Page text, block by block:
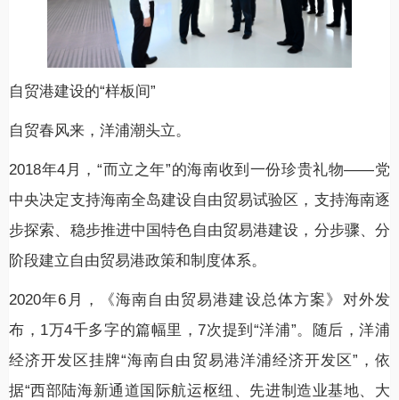
自贸港建设的“样板间”
自贸春风来，洋浦潮头立。
2018年4月，“而立之年”的海南收到一份珍贵礼物——党
中央决定支持海南全岛建设自由贸易试验区，支持海南逐
步探索、稳步推进中国特色自由贸易港建设，分步骤、分
阶段建立自由贸易港政策和制度体系。
2020年6月，《海南自由贸易港建设总体方案》对外发
布，1万4千多字的篇幅里，7次提到“洋浦”。随后，洋浦
经济开发区挂牌“海南自由贸易港洋浦经济开发区”，依
据“西部陆海新通道国际航运枢纽、先进制造业基地、大